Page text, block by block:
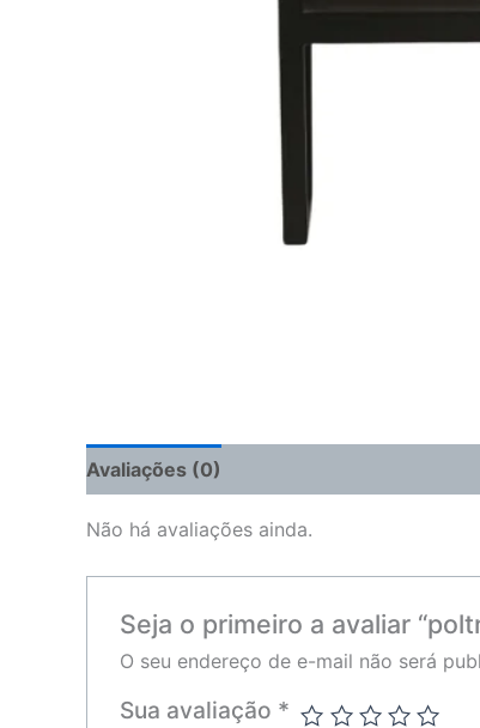
Avaliações (0)
Não há avaliações ainda.
Seja o primeiro a avaliar
O seu endereço de e-mail não será
Sua avaliação *